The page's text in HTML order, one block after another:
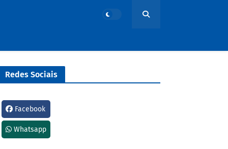
Redes Sociais
Facebook
Whatsapp